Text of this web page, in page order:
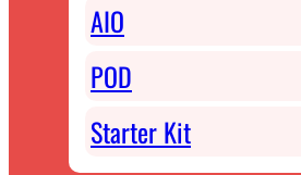
AIO
POD
Starter Kit